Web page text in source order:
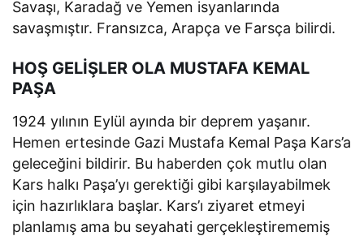
Savaşı, Karadağ ve Yemen isyanlarında
savaşmıştır. Fransızca, Arapça ve Farsça bilirdi.
HOŞ GELİŞLER OLA MUSTAFA KEMAL
PAŞA
1924 yılının Eylül ayında bir deprem yaşanır.
Hemen ertesinde Gazi Mustafa Kemal Paşa Kars’a
geleceğini bildirir. Bu haberden çok mutlu olan
Kars halkı Paşa’yı gerektiği gibi karşılayabilmek
için hazırlıklara başlar. Kars’ı ziyaret etmeyi
planlamış ama bu seyahati gerçekleştirememiş